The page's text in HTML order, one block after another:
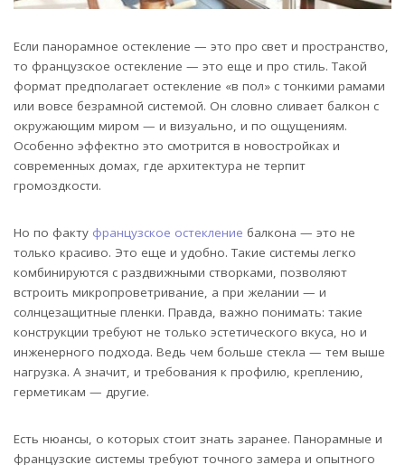
Если панорамное остекление — это про свет и пространство,
то французское остекление — это еще и про стиль. Такой
формат предполагает остекление «в пол» с тонкими рамами
или вовсе безрамной системой. Он словно сливает балкон с
окружающим миром — и визуально, и по ощущениям.
Особенно эффектно это смотрится в новостройках и
современных домах, где архитектура не терпит
громоздкости.
Но по факту французское остекление балкона — это не
только красиво. Это еще и удобно. Такие системы легко
комбинируются с раздвижными створками, позволяют
встроить микропроветривание, а при желании — и
солнцезащитные пленки. Правда, важно понимать: такие
конструкции требуют не только эстетического вкуса, но и
инженерного подхода. Ведь чем больше стекла — тем выше
нагрузка. А значит, и требования к профилю, креплению,
герметикам — другие.
Есть нюансы, о которых стоит знать заранее. Панорамные и
французские системы требуют точного замера и опытного